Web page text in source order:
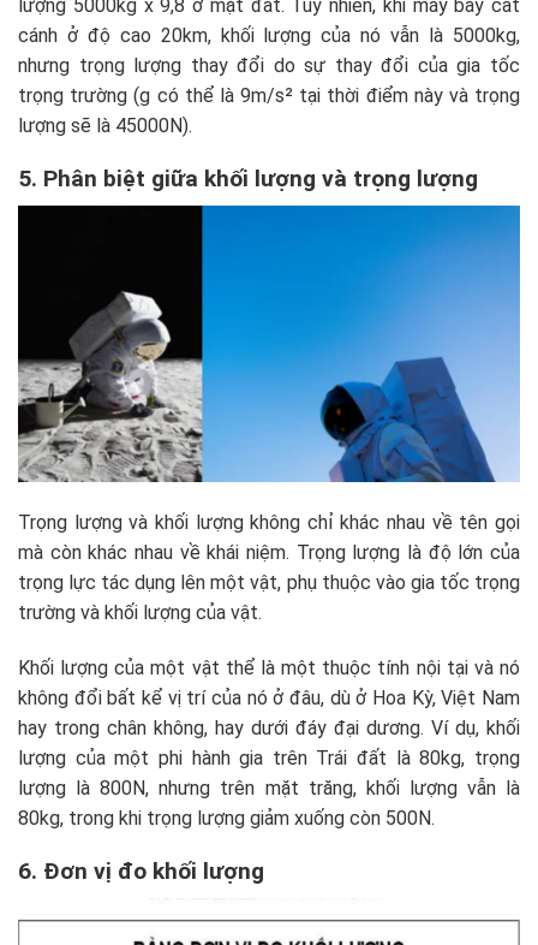
lượng 5000kg x 9,8 ở mặt đất. Tuy nhiên, khi máy bay cất
cánh ở độ cao 20km, khối lượng của nó vẫn là 5000kg,
nhưng trọng lượng thay đổi do sự thay đổi của gia tốc
trọng trường (g có thể là 9m/s² tại thời điểm này và trọng
lượng sẽ là 45000N).
5. Phân biệt giữa khối lượng và trọng lượng
Trọng lượng và khối lượng không chỉ khác nhau về tên gọi
mà còn khác nhau về khái niệm. Trọng lượng là độ lớn của
trọng lực tác dụng lên một vật, phụ thuộc vào gia tốc trọng
trường và khối lượng của vật.
Khối lượng của một vật thể là một thuộc tính nội tại và nó
không đổi bất kể vị trí của nó ở đâu, dù ở Hoa Kỳ, Việt Nam
hay trong chân không, hay dưới đáy đại dương. Ví dụ, khối
lượng của một phi hành gia trên Trái đất là 80kg, trọng
lượng là 800N, nhưng trên mặt trăng, khối lượng vẫn là
80kg, trong khi trọng lượng giảm xuống còn 500N.
6. Đơn vị đo khối lượng